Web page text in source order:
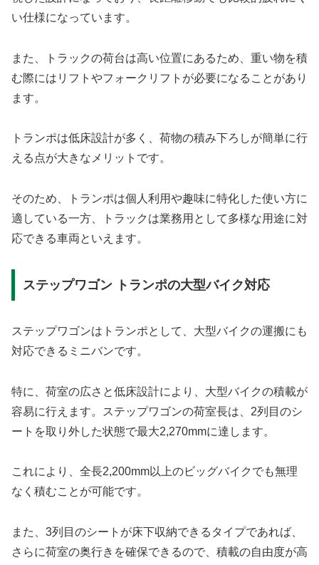
い仕様になっています。
また、トラックの荷台は高い位置にあるため、重い物を積
む際にはリフトやフォークリフトが必要になることがあり
ます。
トランポは低床設計が多く、荷物の積み下ろしが簡単に行
える点が大きなメリットです。
そのため、トランポは個人利用や趣味に特化した使い方に
適している一方、トラックは業務用として多様な用途に対
応できる車両といえます。
ステップワゴン トランポの大型バイク対応
ステップワゴンはトランポとして、大型バイクの運搬にも
対応できるミニバンです。
特に、荷室の広さと低床設計により、大型バイクの積載が
容易に行えます。ステップワゴンの荷室長は、2列目のシ
ートを取り外した状態で最大2,270mmに達します。
これにより、全長2,200mm以上のビッグバイクでも無理
なく積むことが可能です。
また、3列目のシートが床下収納できるタイプであれば、
さらに荷室の奥行きを確保できるので、積載の自由度が高